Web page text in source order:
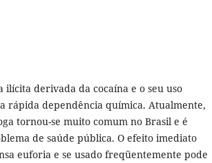
ilícita derivada da cocaína e o seu uso
rápida dependência química. Atualmente,
tornou-se muito comum no Brasil e é
de saúde pública. O efeito imediato
euforia e se usado freqüentemente pode